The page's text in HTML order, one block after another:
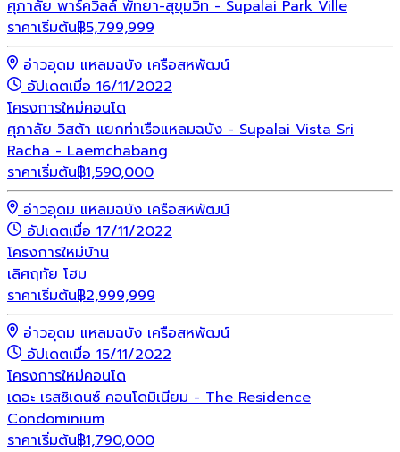
ศุภาลัย พาร์ควิลล์ พัทยา-สุขุมวิท - Supalai Park Ville
ราคาเริ่มต้น฿5,799,999
อ่าวอุดม แหลมฉบัง เครือสหพัฒน์
อัปเดตเมื่อ 16/11/2022
โครงการใหม่คอนโด
ศุภาลัย วิสต้า แยกท่าเรือแหลมฉบัง - Supalai Vista Sri
Racha - Laemchabang
ราคาเริ่มต้น฿1,590,000
อ่าวอุดม แหลมฉบัง เครือสหพัฒน์
อัปเดตเมื่อ 17/11/2022
โครงการใหม่บ้าน
เลิศฤทัย โฮม
ราคาเริ่มต้น฿2,999,999
อ่าวอุดม แหลมฉบัง เครือสหพัฒน์
อัปเดตเมื่อ 15/11/2022
โครงการใหม่คอนโด
เดอะ เรสซิเดนซ์ คอนโดมิเนียม - The Residence
Condominium
ราคาเริ่มต้น฿1,790,000